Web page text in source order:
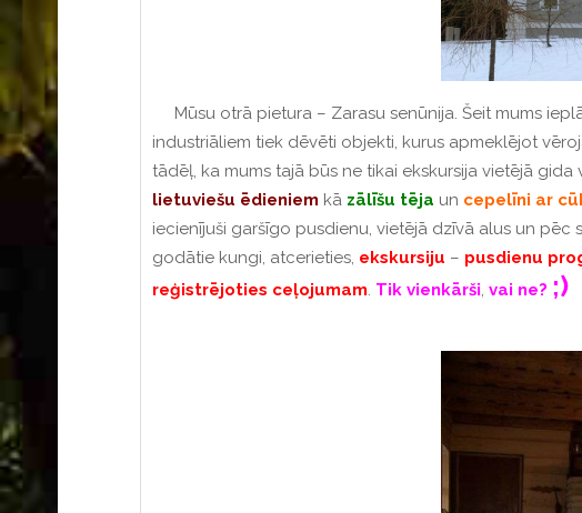
Mūsu otrā pietura – Zarasu senūnija. Šeit mums
industriāliem tiek dēvēti objekti, kurus apmeklējot
tādēļ, ka mums tajā būs ne tikai ekskursija vietējā gida
lietuviešu ēdieniem kā zālīšu tēja un cepelīni ar
iecienījuši garšīgo pusdienu, vietējā dzīvā alus un
godātie kungi, atcerieties, ekskursiju – pusdienu
reģistrējoties ceļojumam. Tik vienkārši, vai ne? ;)